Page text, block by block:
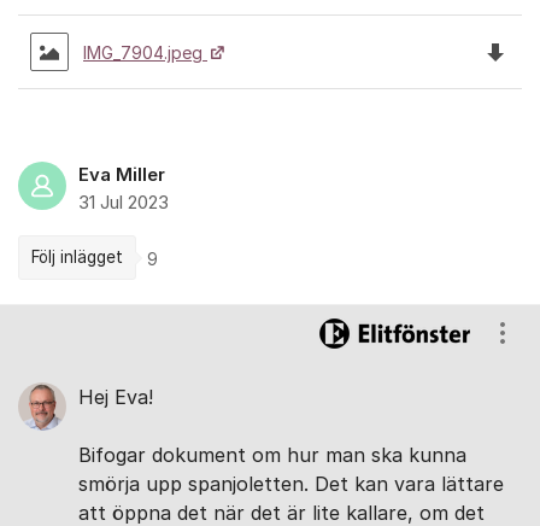
IMG_7904.jpeg
Eva Miller
31 Jul 2023
Följ inlägget 9
Hej Eva!
Bifogar dokument om hur man ska kunna
smörja upp spanjoletten. Det kan vara lättare
att öppna det när det är lite kallare, om det